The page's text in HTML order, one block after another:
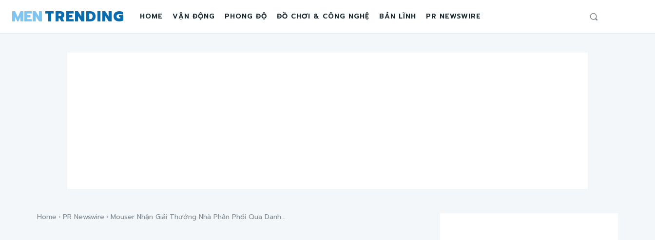
MENTRENDING HOME VẬN ĐỘNG PHONG ĐỘ ĐỒ CHƠI & CÔNG NGHỆ BẢN LĨNH PR NEWSWIRE
Home PR Newswire Mouser Nhận Giải Thưởng Nhà Phân Phối Qua Danh...